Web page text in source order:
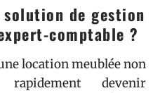
solution de gestion
comptable ?
location meublée non
rapidement devenir